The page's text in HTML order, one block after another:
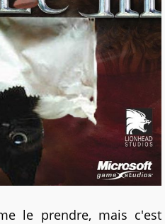
le prendre, mais c'est